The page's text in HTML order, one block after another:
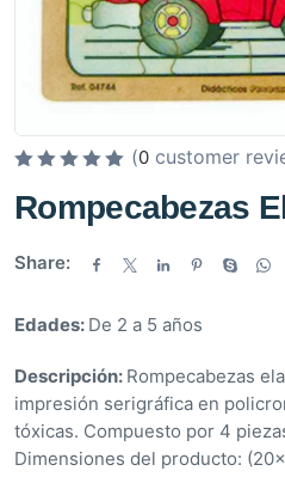
a
o
a
o
e
n
0
(0 customer
Rompecabezas
Share:
Edades: De 2 a 5 años
Descripción: Rompecabezas
impresión serigráfica en
tóxicas. Compuesto por 4
Dimensiones del producto: